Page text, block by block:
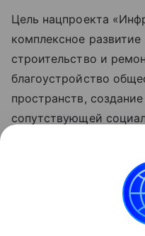
Цель нацпроекта
комплексное
строительство и
благоустройство
пространств,
сопутствующей
маршрутов
обновления его
нацпроекты
Президента РФ